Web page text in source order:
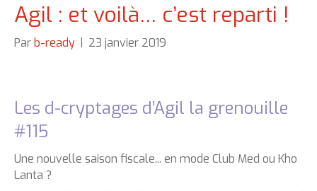
Agil : et voilà… c’est reparti !
Par b-ready 23 janvier 2019
Les d-cryptages d’Agil la grenouille
#115
Une nouvelle saison fiscale... en mode Club Med ou Kho
Lanta ?